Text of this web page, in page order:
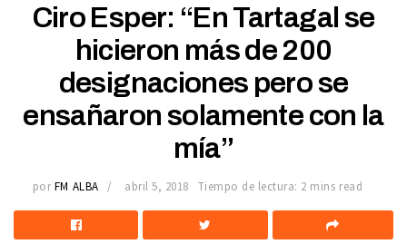
Ciro Esper: “En Tartagal se
hicieron más de 200
designaciones pero se
ensañaron solamente con la
mía”
por FM ALBA abril 5, 2018 Tiempo de lectura: 2 mins read